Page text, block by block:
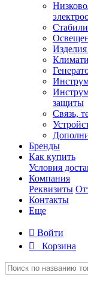
защиты
Связь,
Бренды
Как купить
Условия
Компания
Реквизиты
Контакты
Еще
Войти
Корзина